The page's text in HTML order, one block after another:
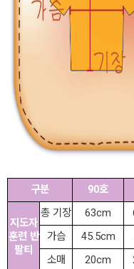
구분 90호
지도자
훈련 반
팔티
총 기장 63cm
가슴
45.5cm
소매
20cm